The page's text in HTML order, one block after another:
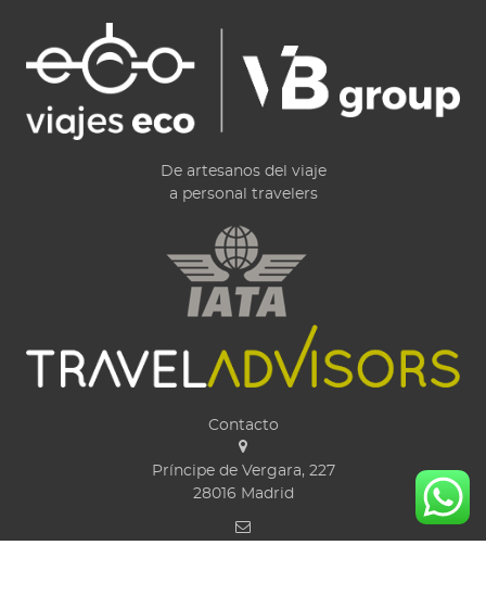
entradas
De artesanos del viaje
a personal travelers
Contacto
Príncipe de Vergara, 227
28016 Madrid